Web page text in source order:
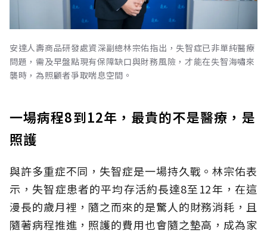
安達人壽商品研發處資深副總林宗佑指出，失智症已非單純醫療
問題，需及早盤點現有保障缺口與財務風險，才能在失智海嘯來
襲時，為照顧者爭取喘息空間。
一場病程8到12年，最貴的不是醫療，是
照護
與許多重症不同，失智症是一場持久戰。林宗佑表
示，失智症患者的平均存活約長達8至12年，在這
漫長的歲月裡，隨之而來的是驚人的財務消耗，且
隨著病程推進，照護的費用也會隨之墊高，成為家